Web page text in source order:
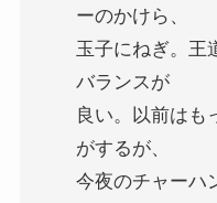
ーのかけら、
玉子にねぎ。王
バランスが
良い。以前はも
がするが、
今夜のチャーハ